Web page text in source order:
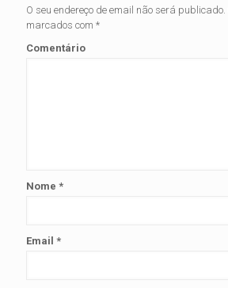
O seu endereço de email não será publicado.
marcados com *
Comentário
Nome *
Email *